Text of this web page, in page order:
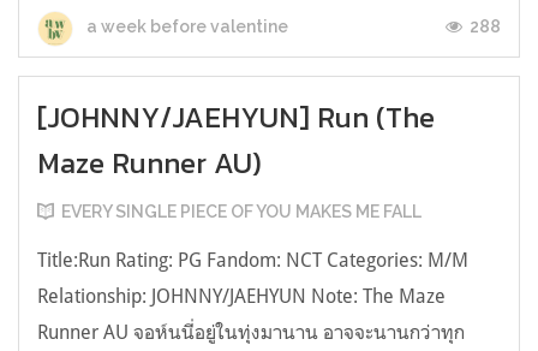
a week before valentine 288
[JOHNNY/JAEHYUN] Run (The
Maze Runner AU)
EVERY SINGLE PIECE OF YOU MAKES ME FALL
Title:Run Rating: PG Fandom: NCT Categories: M/M
Relationship: JOHNNY/JAEHYUN Note: The Maze
Runner AU จอห์นนี่อยู่ในทุ่งมานาน อาจจะนานกว่าทุก